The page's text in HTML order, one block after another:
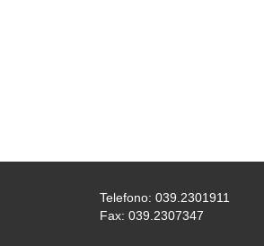
Telefono: 039.2301911
Fax: 039.2307347